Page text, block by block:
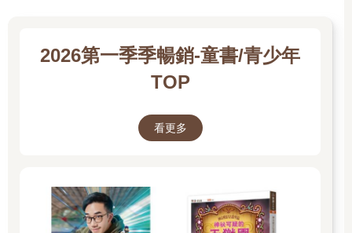
2026第一季季暢銷-童書/青少年
TOP
看更多